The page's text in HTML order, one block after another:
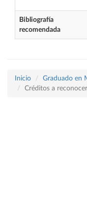
Bibliografía
recomendada
Inicio Graduado en
Créditos a reconocer